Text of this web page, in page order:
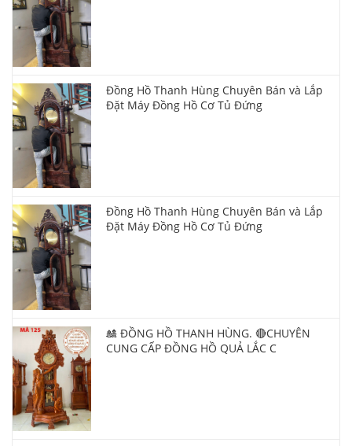
Đồng Hồ Thanh Hùng Chuyên Bán và Lắp
Đặt Máy Đồng Hồ Cơ Tủ Đứng
Đồng Hồ Thanh Hùng Chuyên Bán và Lắp
Đặt Máy Đồng Hồ Cơ Tủ Đứng
🎎 ĐỒNG HỒ THANH HÙNG. 🔴CHUYÊN
CUNG CẤP ĐỒNG HỒ QUẢ LẮC C